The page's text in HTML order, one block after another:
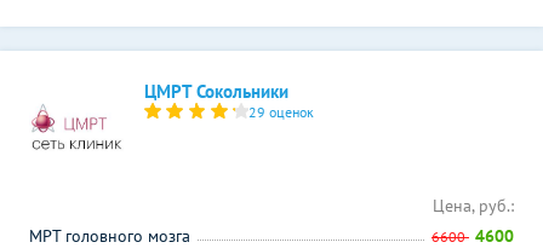
ЦМРТ Сокольники
29 оценок
Цена, руб.:
МРТ головного мозга
6600 4600